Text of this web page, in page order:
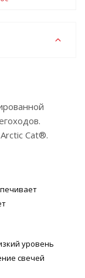
Cat®.
уровень
свечей